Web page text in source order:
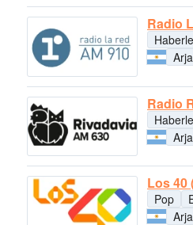
Radio
Radio
Los 40
Pop